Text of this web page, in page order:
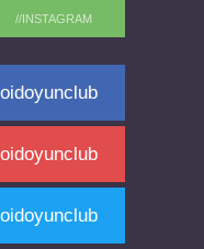
//INSTAGRAM